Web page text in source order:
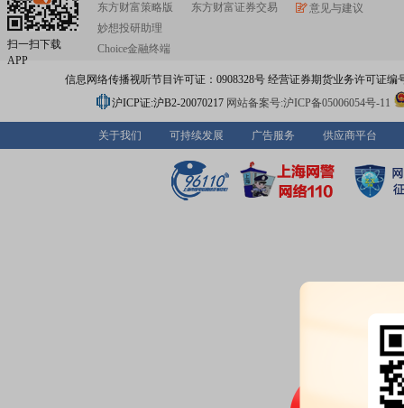
扫一扫下载
APP
东方财富策略版
妙想投研助理
Choice金融终端
东方财富证券交易
意见与建议
信息网络传播视听节目许可证：0908328号 经营证券期货业务许可证编
沪ICP证:沪B2-20070217 网站备案号:沪ICP备05006054号-11
关于我们 可持续发展 广告服务 供应商平台